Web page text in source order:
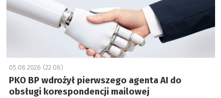
05.08.2026 (22:08)
PKO BP wdrożył pierwszego agenta AI do
obsługi korespondencji mailowej